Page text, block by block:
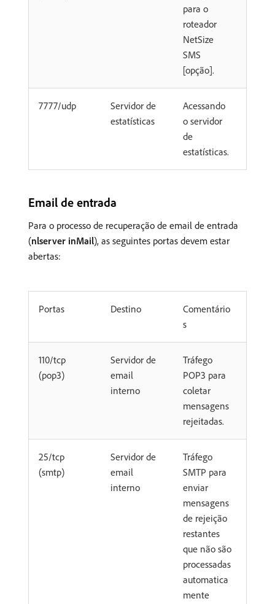
para o
roteador
NetSize
SMS
[opção].
7777/udp
Servidor de
estatísticas
Acessando
o servidor
de
estatísticas.
Email de entrada
Para o processo de recuperação de email de entrada
(nlserver inMail), as seguintes portas devem estar
abertas:
Portas Destino
Comentário
s
110/tcp
(pop3)
Servidor de
email
interno
Tráfego
POP3 para
coletar
mensagens
rejeitadas.
25/tcp
(smtp)
Servidor de
email
interno
Tráfego
SMTP para
enviar
mensagens
de rejeição
restantes
que não são
processadas
automatica
mente